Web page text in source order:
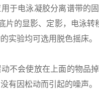
于电泳凝胶分离谱带的
片的显影、定影，电泳
实验均可选用脱色摇床。
不会使放在上面的物品
有因松动而引起的噪声。